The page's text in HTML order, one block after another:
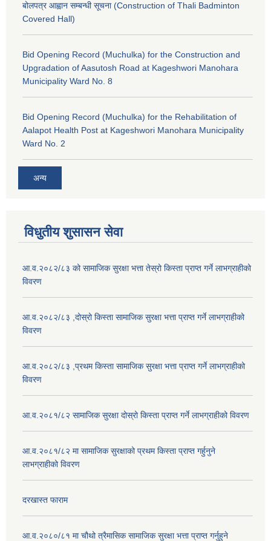
बोलपत्र आह्वान सम्बन्धी सूचना (Construction of Thali Badminton
Covered Hall)
Bid Opening Record (Muchulka) for the Construction and
Upgradation of Aasutosh Road at Kageshwori Manohara
Municipality Ward No. 8
Bid Opening Record (Muchulka) for the Rehabilitation of
Aalapot Health Post at Kageshwori Manohara Municipality
Ward No. 2
अन्य
विधुतीय शुसासन सेवा
आ.व.२०८२/८३ को सामाजिक सुरक्षा भत्ता तेस्रो किस्ता प्राप्त गर्ने लाभग्राहीको
विवरण
आ.व.२०८२/८३ ,दोस्रो किस्ता सामाजिक सुरक्षा भत्ता प्राप्त गर्ने लाभग्राहीको
विवरण
आ.व.२०८२/८३ ,प्रथम किस्ता सामाजिक सुरक्षा भत्ता प्राप्त गर्ने लाभग्राहीको
विवरण
आ.व.२०८१/८२ सामाजिक सुरक्षा दोस्रो किस्ता प्राप्त गर्ने लाभग्राहीको विवरण
आ.व.२०८१/८२ मा सामाजिक सुरक्षाको प्रथम किस्ता प्राप्त गर्हुनुने
लाभग्राहीको विवरण
दरखास्त फाराम
आ.व.२०८०/८१ मा चौथो त्रैमासिक सामाजिक सुरक्षा भत्ता प्राप्त गर्नुहुने